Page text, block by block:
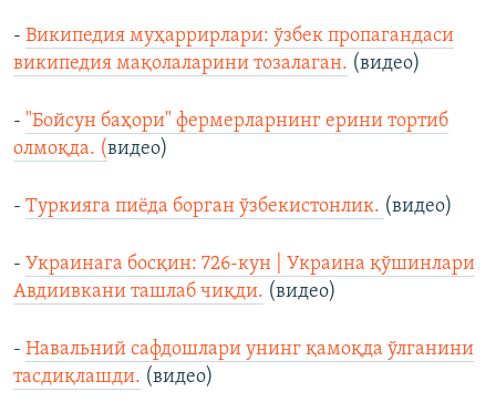
- Википедия муҳаррирлари: ўзбек пропагандаси
википедия мақолаларини тозалаган. (видео)
- "Бойсун баҳори" фермерларнинг ерини тортиб
олмоқда. (видео)
- Туркияга пиёда борган ўзбекистонлик. (видео)
- Украинага босқин: 726-кун | Украина қўшинлари
Авдиивкани ташлаб чиқди. (видео)
- Навальний сафдошлари унинг қамоқда ўлганини
тасдиқлашди. (видео)